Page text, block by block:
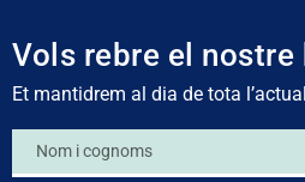
Vols rebre el
Et mantidrem al dia de tota